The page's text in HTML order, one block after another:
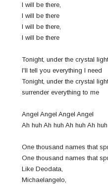
I will be there,
I will be there
I will be there,
I will be there
Tonight, under the crystal
I'll tell you everything I need
Tonight, under the crystal
surrender everything to me
Angel Angel Angel Angel
Ah huh Ah huh Ah huh Ah huh
One thousand names that
One thousand names that
Like Deodata,
Michaelangelo,